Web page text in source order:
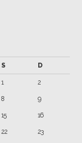
S D
1 2
8 9
15 16
22 23